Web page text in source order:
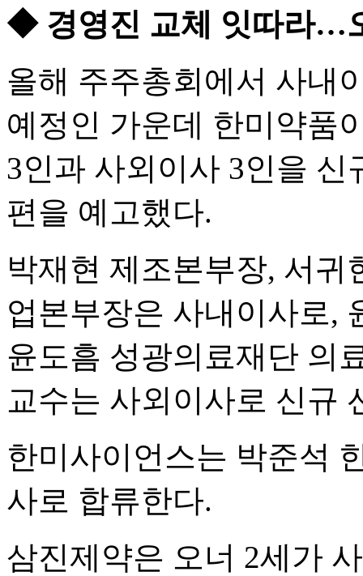
◆ 경영진 교체 잇따라…
올해 주주총회에서 사내
예정인 가운데 한미약품
3인과 사외이사 3인을
편을 예고했다.
박재현 제조본부장, 서
업본부장은 사내이사로,
윤도흠 성광의료재단 의
교수는 사외이사로 신규
한미사이언스는 박준석
사로 합류한다.
삼진제약은 오너 2세가